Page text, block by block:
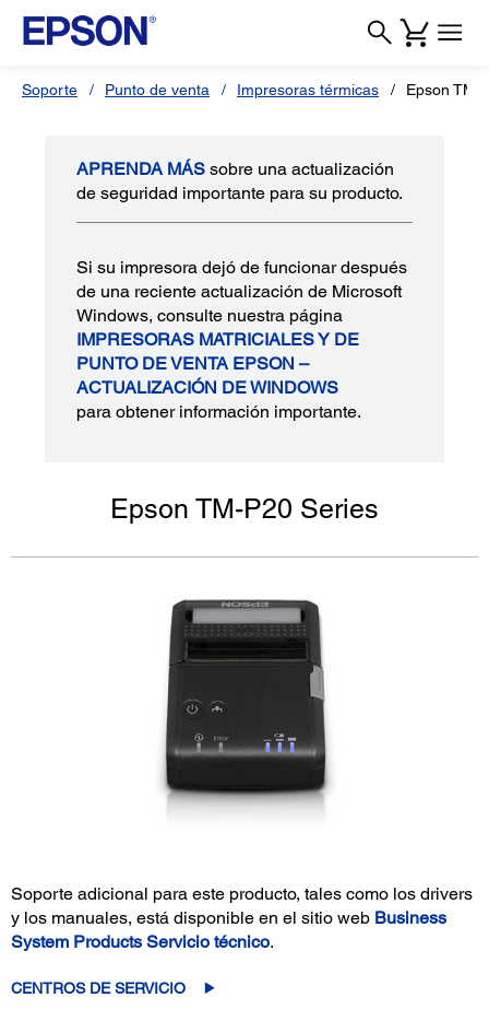
Soporte Punto de venta Impresoras térmicas Epson TM-
APRENDA MÁS sobre una actualización
de seguridad importante para su producto.
Si su impresora dejó de funcionar después
de una reciente actualización de Microsoft
Windows, consulte nuestra página
IMPRESORAS MATRICIALES Y DE
PUNTO DE VENTA EPSON –
ACTUALIZACIÓN DE WINDOWS
para obtener información importante.
Epson TM-P20 Series
Soporte adicional para este producto, tales como los drivers
y los manuales, está disponible en el sitio web Business
System Products Servicio técnico.
CENTROS DE SERVICIO